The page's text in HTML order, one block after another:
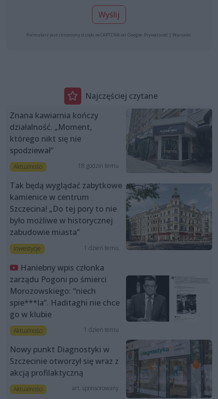
Wyślij
Formularz jest chroniony dzięki reCAPTCHA od Google: Prywatność | Warunki
Najczęściej czytane
Znana kawiarnia kończy
działalność. „Moment,
którego nikt się nie
spodziewał”
Aktualności 18 godzin temu
Tak będą wyglądać zabytkowe
kamienice w centrum
Szczecina! „Do tej pory to nie
było możliwe w historycznej
zabudowie miasta”
Inwestycje 1 dzień temu
Haniebny wpis członka
zarządu Pogoni po śmierci
Morozowskiego: “niech
spie***la”. Haditaghi nie chce
go w klubie
Aktualności 1 dzień temu
Nowy punkt Diagnostyki w
Szczecinie otworzył się wraz z
akcją profilaktyczną
Aktualności art. sponsorowany